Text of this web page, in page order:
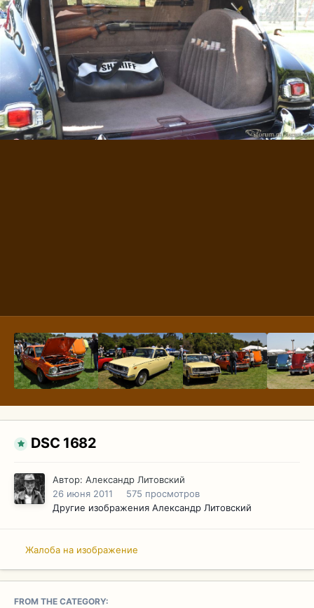
DSC 1682
Автор: Александр Литовский
26 июня 2011
575 просмотров
Другие изображения Александр Литовский
Жалоба на изображение
FROM THE CATEGORY: